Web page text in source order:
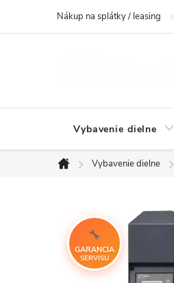
Nákup na splátky / leasing
Vybavenie dielne
Domov
Vybavenie dielne
GARANCIA
SERVISU